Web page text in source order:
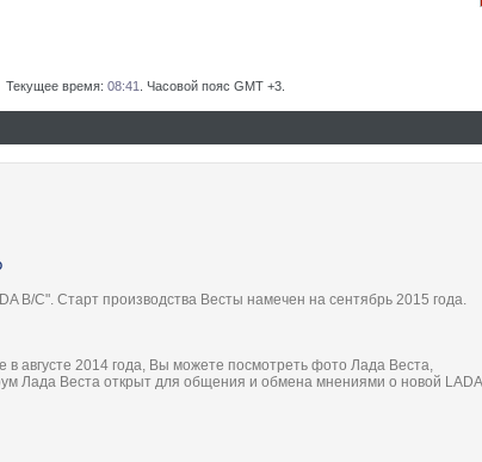
Текущее время: 08:41 . Часовой пояс GMT +3.
C". Старт производства Весты намечен на сентябрь 2015 года.
августе 2014 года, Вы можете посмотреть фото Лада Веста,
Лада Веста открыт для общения и обмена мнениями о новой LADA